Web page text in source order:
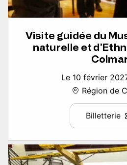
Visite guidée du
naturelle et
Le 10 février
Région de
Billetterie